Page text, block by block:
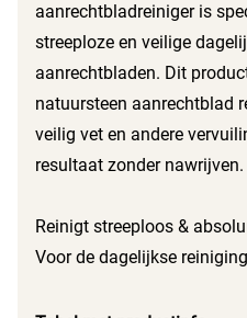
aanrechtbladreiniger is
streeploze en veilige
aanrechtbladen. Dit
natuursteen aanrechtblad
veilig vet en andere
resultaat zonder nawrijven.
Reinigt streeploos &
Voor de dagelijkse reiniging